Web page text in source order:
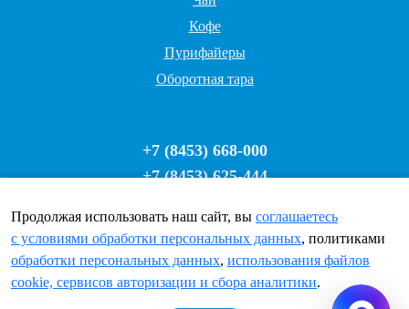
Кофе
Пурифайеры
Оборотная тара
+7 (8453) 668-000
+7 (8453) 625-444
Время работы: Пн-Пт 8-17, Сб 8-12
Продолжая использовать наш сайт, вы соглашаетесь
c условиями обработки персональных данных, политиками
обработки персональных данных, использования файлов
cookie, сервисов авторизации и сбора аналитики.